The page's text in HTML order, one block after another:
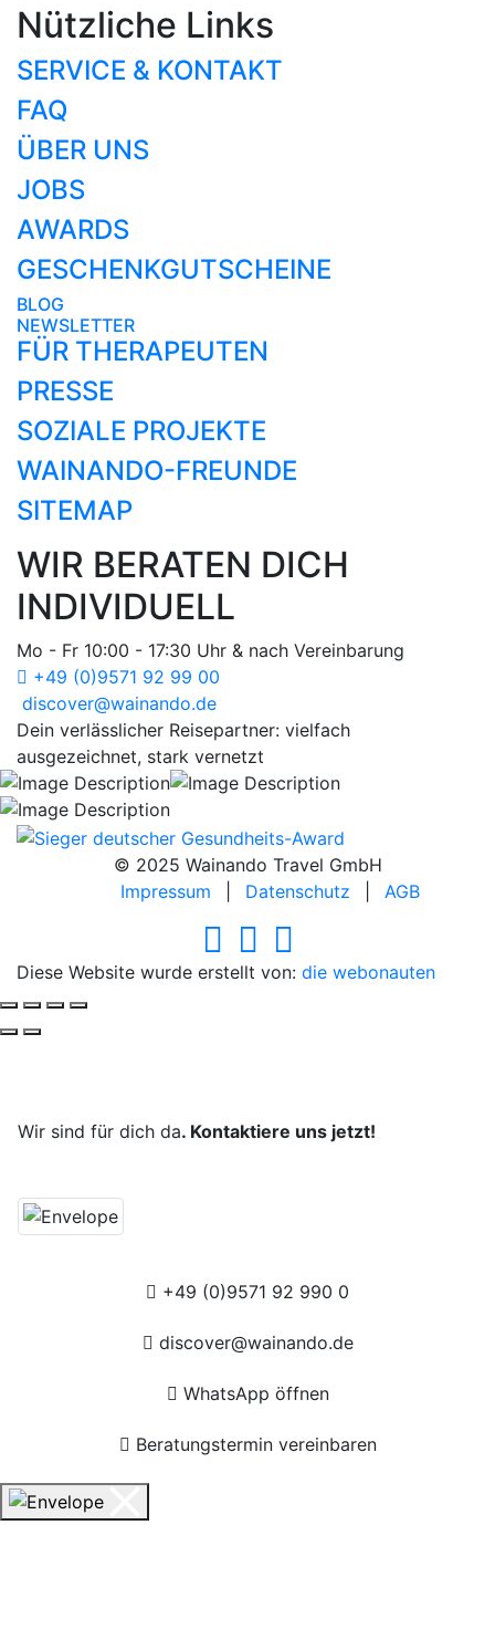
Nützliche Links
SERVICE & KONTAKT
FAQ
ÜBER UNS
JOBS
AWARDS
GESCHENKGUTSCHEINE
BLOG
NEWSLETTER
FÜR THERAPEUTEN
PRESSE
SOZIALE PROJEKTE
WAINANDO-FREUNDE
SITEMAP
WIR BERATEN DICH
INDIVIDUELL
Mo - Fr 10:00 - 17:30 Uhr & nach Vereinbarung
+49 (0)9571 92 99 00
discover@wainando.de
Dein verlässlicher Reisepartner: vielfach
ausgezeichnet, stark vernetzt
© 2025 Wainando Travel GmbH
Impressum
Datenschutz AGB
Diese Website wurde erstellt von: die webonauten
Wir sind für dich da. Kontaktiere uns jetzt!
+49 (0)9571 92 990 0
discover@wainando.de
WhatsApp öffnen
Beratungstermin vereinbaren